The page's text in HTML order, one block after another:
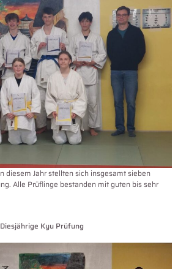
diesem Jahr stellten sich insgesamt sieben
Alle Prüflinge bestanden mit guten bis sehr
Kyu Prüfung